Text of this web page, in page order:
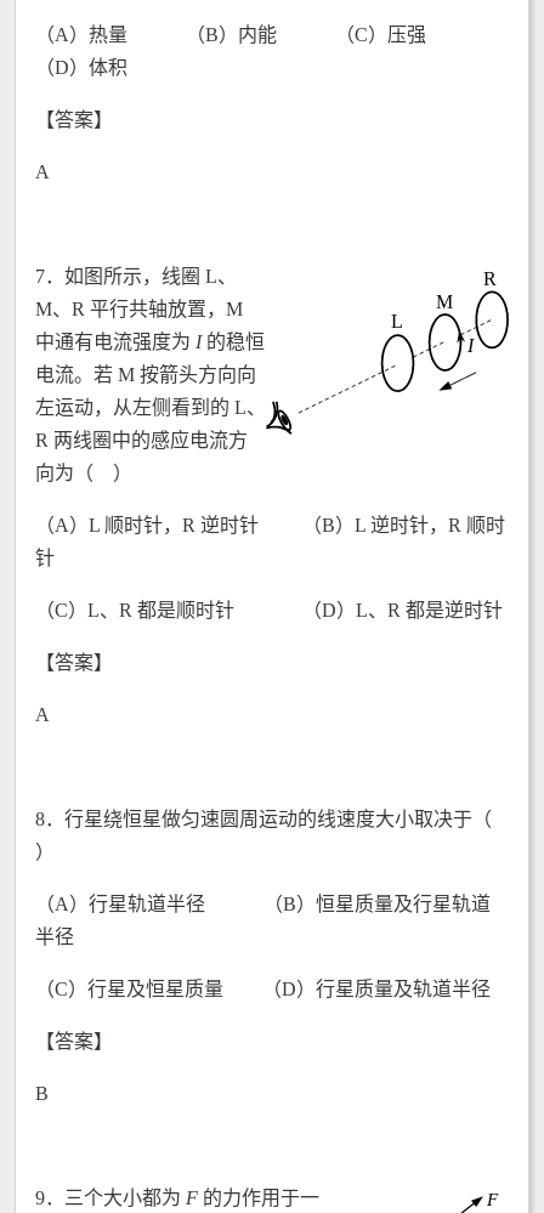
（A）热量 （B）内能 （C）压强
（D）体积
【答案】
A
7． 如图所示，线圈 L、
M、R 平行共轴放置，M
中通有电流强度为 I的稳恒
电流。若 M 按箭头方向向
左运动，从左侧看到的 L、
R 两线圈中的感应电流方
向为（ ）
（A）L 顺时针，R 逆时针 （B）L 逆时针，R 顺时
针
（C）L、R 都是顺时针 （D）L、R 都是逆时针
【答案】
A
8．行星绕恒星做匀速圆周运动的线速度大小取决于（
）
（A）行星轨道半径 （B）恒星质量及行星轨道
半径
（C）行星及恒星质量 （D）行星质量及轨道半径
【答案】
B
9． 三个大小都为 F 的力作用于一